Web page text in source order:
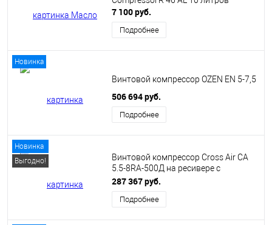
7 100 руб.
Подробнее
Новинка
Винтовой компрессор OZEN EN 5-7,5
506 694 руб.
Подробнее
Новинка
Выгодно!
Винтовой компрессор Cross Air CA
5.5-8RA-500Д на ресивере с
осушителем
287 367 руб.
Подробнее